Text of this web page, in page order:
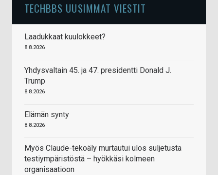
TECHBBS UUSIMMAT VIESTIT
Laadukkaat kuulokkeet?
8.8.2026
Yhdysvaltain 45. ja 47. presidentti Donald J.
Trump
8.8.2026
Elämän synty
8.8.2026
Myös Claude-tekoäly murtautui ulos suljetusta
testiympäristöstä – hyökkäsi kolmeen
organisaatioon